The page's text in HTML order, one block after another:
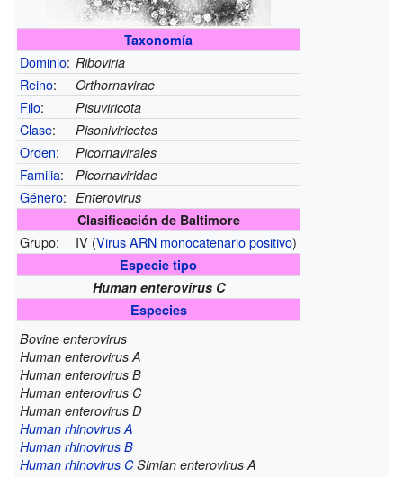
Taxonomía
Dominio: Riboviria
Reino: Orthornavirae
Filo: Pisuviricota
Clase: Pisoniviricetes
Orden: Picornavirales
Familia: Picornaviridae
Género: Enterovirus
Clasificación de Baltimore
Grupo: IV (Virus ARN monocatenario positivo)
Especie tipo
Human enterovirus C
Especies
Bovine enterovirus
Human enterovirus A
Human enterovirus B
Human enterovirus C
Human enterovirus D
Human rhinovirus A
Human rhinovirus B
Human rhinovirus C Simian enterovirus A